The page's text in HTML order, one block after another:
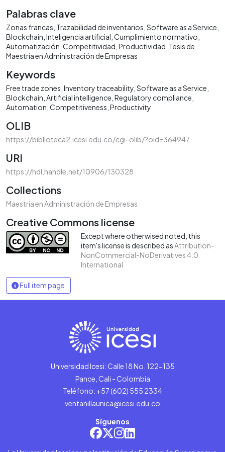
Palabras clave
Zonas francas Trazabilidad de inventarios Software as a Service
Blockchain Inteligencia artificial Cumplimiento normativo
Automatización Competitividad Productividad Tesis de
Maestría en Administración de Empresas
Keywords
Free trade zones Inventory traceability Software as a Service
Blockchain Artificial intelligence Regulatory compliance
Automation Competitiveness Productivity
OLIB
https://biblioteca2.icesi.edu.co/cgi-olib/?oid=364947
URI
https://hdl.handle.net/10906/130328
Collections
Maestría en Administración de Empresas
Creative Commons license
Except where otherwised noted, this
item's license is described asAttribution-
NonCommercial-NoDerivatives 4.0
International
Full item page
Universidad Icesi: Calle 18 No. 122-135
Pance, Cali - Colombia
Teléfono: +57 (602) 555 2334
ventanillaunica@icesi.edu.co
Síguenos